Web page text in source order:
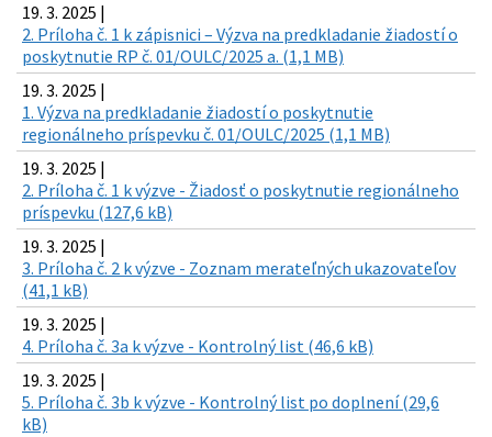
19. 3. 2025 |
2. Príloha č. 1 k zápisnici – Výzva na predkladanie žiadostí o
poskytnutie RP č. 01/OULC/2025 a. (1,1 MB)
19. 3. 2025 |
1. Výzva na predkladanie žiadostí o poskytnutie
regionálneho príspevku č. 01/OULC/2025 (1,1 MB)
19. 3. 2025 |
2. Príloha č. 1 k výzve - Žiadosť o poskytnutie regionálneho
príspevku (127,6 kB)
19. 3. 2025 |
3. Príloha č. 2 k výzve - Zoznam merateľných ukazovateľov
(41,1 kB)
19. 3. 2025 |
4. Príloha č. 3a k výzve - Kontrolný list (46,6 kB)
19. 3. 2025 |
5. Príloha č. 3b k výzve - Kontrolný list po doplnení (29,6
kB)